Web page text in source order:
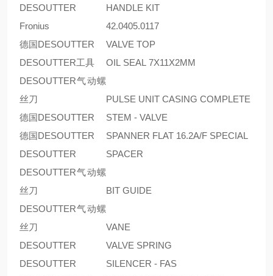
DESOUTTER
HANDLE KIT
Fronius
42.0405.0117
德国DESOUTTER
VALVE TOP
DESOUTTER工具
OIL SEAL 7X11X2MM
DESOUTTER气动螺
丝刀
PULSE UNIT CASING COMPLETE
德国DESOUTTER
STEM - VALVE
德国DESOUTTER
SPANNER FLAT 16.2A/F SPECIAL
DESOUTTER
SPACER
DESOUTTER气动螺
丝刀
BIT GUIDE
DESOUTTER气动螺
丝刀
VANE
DESOUTTER
VALVE SPRING
DESOUTTER
SILENCER - FAS